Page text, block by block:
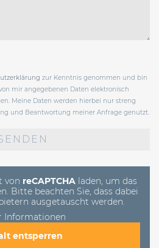
zur Kenntnis genommen und bin
mir angegebenen Daten elektronisch
Meine Daten werden hierbei nur streng
und Beantwortung meiner Anfrage genutzt.
von reCAPTCHAladen, um das
Bitte beachten Sie, dass dabei
ausgetauscht werden.
Informationen
entsperren